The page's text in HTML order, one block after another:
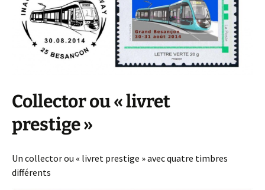
Collector ou « livret
prestige »
Un collector ou « livret prestige » avec quatre timbres
différents